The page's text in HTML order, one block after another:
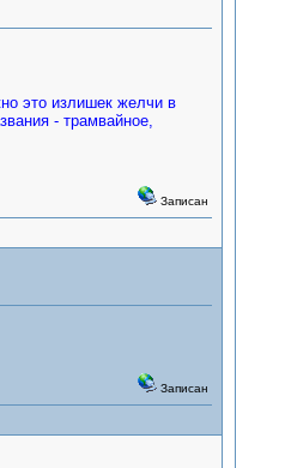
это излишек желчи в
- трамвайное,
Записан
Записан